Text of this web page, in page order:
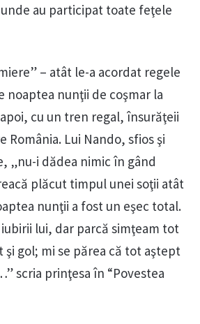
au participat toate feţele
– atât le-a acordat regele
noaptea nunţii de coşmar la
cu un tren regal, însurăţeii
România. Lui Nando, sfios şi
„nu-i dădea nimic în gând
plăcut timpul unei soţii atât
nunţii a fost un eşec total.
lui, dar parcă simţeam tot
gol; mi se părea că tot aştept
scria prinţesa în “Povestea